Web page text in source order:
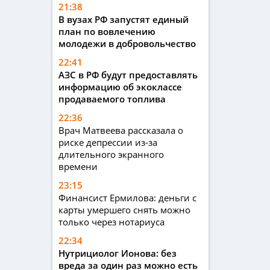
21:38
В вузах РФ запустят единый
план по вовлечению
молодежи в добровольчество
22:41
АЗС в РФ будут предоставлять
информацию об экоклассе
продаваемого топлива
22:36
Врач Матвеева рассказала о
риске депрессии из-за
длительного экранного
времени
23:15
Финансист Ермилова: деньги с
карты умершего снять можно
только через нотариуса
22:34
Нутрициолог Ионова: без
вреда за один раз можно есть